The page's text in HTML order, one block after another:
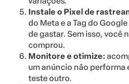
Instale o Pixel de
do Meta e a Tag do
de gastar. Sem isso, você
comprou.
Monitore e otimize:
um anúncio não performa
teste outro.